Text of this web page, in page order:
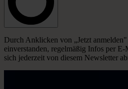
Durch Anklicken von „Jetzt
einverstanden, regelmäßig Infos per
sich jederzeit von diesem Newsletter